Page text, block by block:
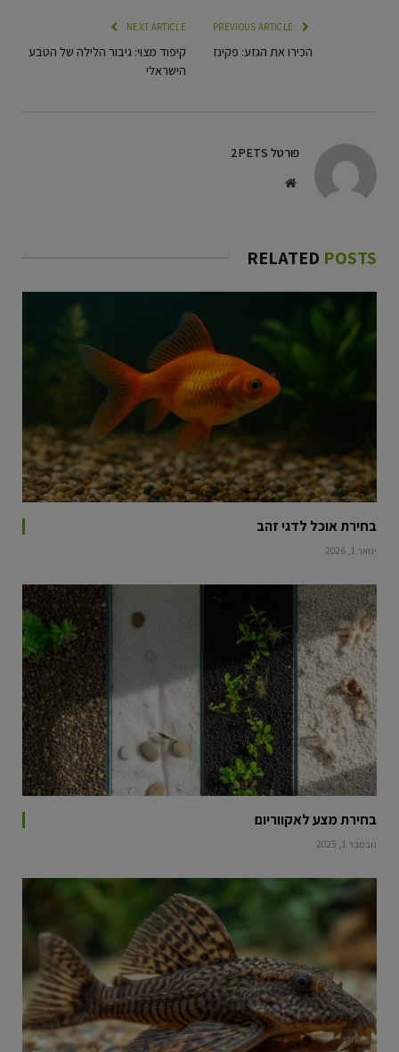
הכירו את הגזע: פקינז
NEXT ARTICLE
קיפוד מצוי: גיבור הלילה של הטבע
הישראלי
פורטל 2PETS
Website
RELATED POSTS
בחירת אוכל לדגי זהב
ינואר 1, 2026
בחירת מצע לאקווריום
נובמבר 1, 2025